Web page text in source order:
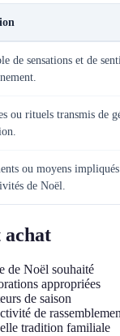
de sensations et de
ou rituels transmis de
ou moyens
de Noël.
achat
de Noël souhaité
appropriées
de saison
de
tradition familiale